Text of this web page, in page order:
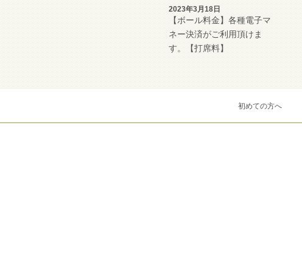
2023年3月18日
【ボール料金】各種電子マ
ネー決済がご利用頂けま
す。【打席料】
初めての方へ